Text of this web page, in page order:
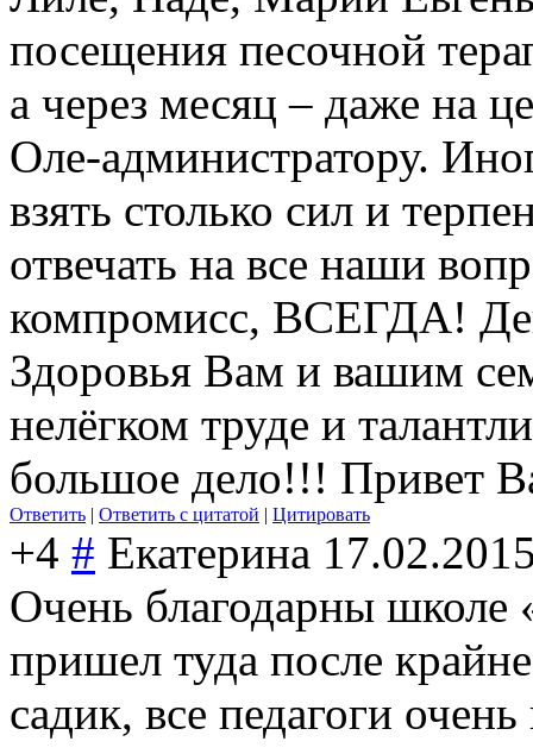
посещения песочной
а через месяц – даже на
Оле-администратору.
взять столько сил и
отвечать на все наши
компромисс, ВСЕГДА!
Здоровья Вам и вашим
нелёгком труде и
большое дело!!! Привет
Ответить | Ответить с цитатой | Цитировать
+4 # Екатерина
Очень благодарны
пришел туда после
садик, все педагоги